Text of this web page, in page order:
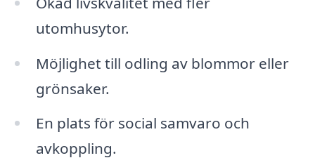
utomhusytor.
Möjlighet till odling av blommor eller
grönsaker.
En plats för social samvaro och
avkoppling.